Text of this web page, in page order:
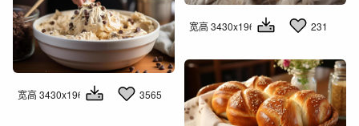
宽高 3430x1960 231
宽高 3430x1960 3565